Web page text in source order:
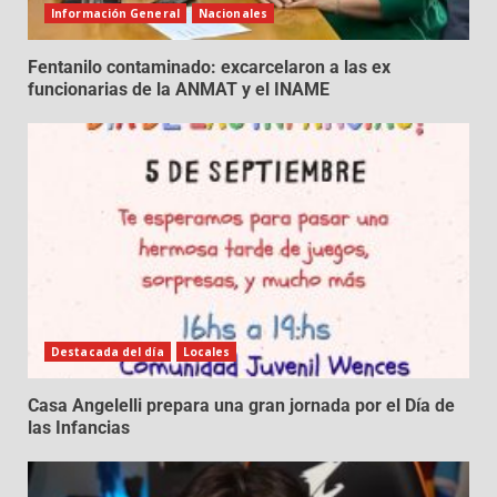
Información General Nacionales
Fentanilo contaminado: excarcelaron a las ex
funcionarias de la ANMAT y el INAME
Destacada del día Locales
Casa Angelelli prepara una gran jornada por el Día de
las Infancias